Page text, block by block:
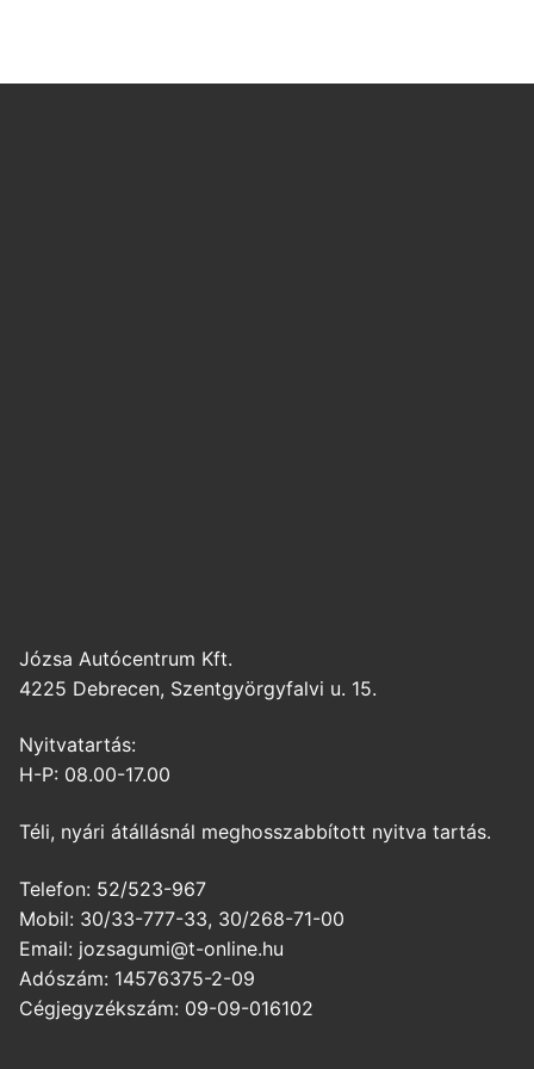
Józsa Autócentrum Kft.
4225 Debrecen, Szentgyörgyfalvi u. 15.
Nyitvatartás:
H-P: 08.00-17.00
Téli, nyári átállásnál meghosszabbított nyitva tartás.
Telefon: 52/523-967
Mobil: 30/33-777-33, 30/268-71-00
Email: jozsagumi@t-online.hu
Adószám: 14576375-2-09
Cégjegyzékszám: 09-09-016102